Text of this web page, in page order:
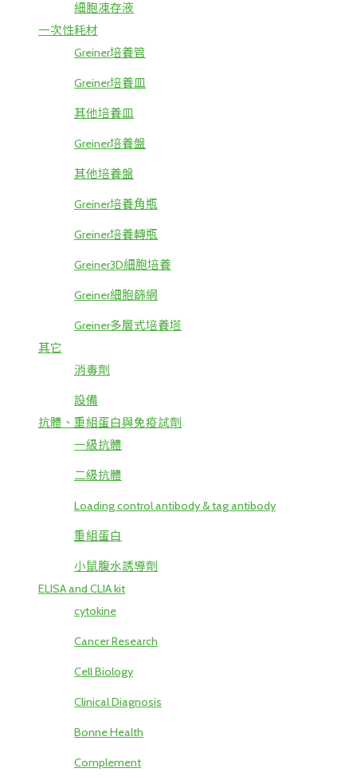
細胞凍存液
一次性耗材
Greiner培養管
Greiner培養皿
其他培養皿
Greiner培養盤
其他培養盤
Greiner培養角瓶
Greiner培養轉瓶
Greiner3D細胞培養
Greiner細胞篩網
Greiner多層式培養塔
其它
消毒劑
設備
抗體、重組蛋白與免疫試劑
一級抗體
二級抗體
Loading control antibody & tag antibody
重組蛋白
小鼠腹水誘導劑
ELISA and CLIA kit
cytokine
Cancer Research
Cell Biology
Clinical Diagnosis
Bonne Health
Complement